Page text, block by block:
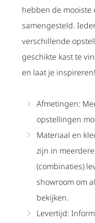
hebben de mooiste
samengesteld.
verschillende
geschikte kast te
en laat je inspireren!
Afmetingen:
opstellingen
Materiaal en
zijn in
(combinaties)
showroom om
bekijken.
Levertijd: